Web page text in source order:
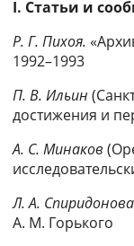
I. Статьи и
Р. Г. Пихоя.
1992–1993
П. B. Ильин
достижения и
А. C. Минаков
Л. A.
A. M. Горького